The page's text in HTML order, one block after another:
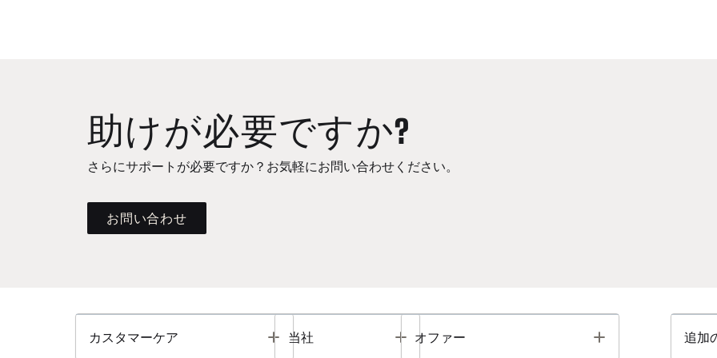
助けが必要ですか?
さらにサポートが必要ですか？お気軽にお問い合わせください。
お問い合わせ
カスタマーケア Toggle
当社 Toggle
オファー Toggle 追加